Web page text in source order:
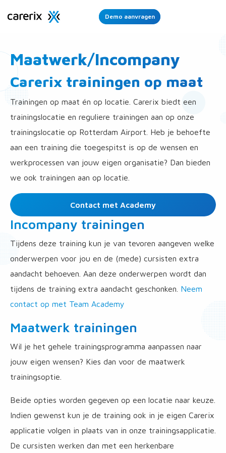
Demo aanvragen
Maatwerk/Incompany
Carerix trainingen op maat
Trainingen op maat én op locatie. Carerix biedt een
trainingslocatie en reguliere trainingen aan op onze
trainingslocatie op Rotterdam Airport. Heb je behoefte
aan een training die toegespitst is op de wensen en
werkprocessen van jouw eigen organisatie? Dan bieden
we ook trainingen aan op locatie.
Contact met Academy
Incompany trainingen
Tijdens deze training kun je van tevoren aangeven welke
onderwerpen voor jou en de (mede) cursisten extra
aandacht behoeven. Aan deze onderwerpen wordt dan
tijdens de training extra aandacht geschonken. Neem
contact op met Team Academy
Maatwerk trainingen
Wil je het gehele trainingsprogramma aanpassen naar
jouw eigen wensen? Kies dan voor de maatwerk
trainingsoptie.
Beide opties worden gegeven op een locatie naar keuze.
Indien gewenst kun je de training ook in je eigen Carerix
applicatie volgen in plaats van in onze trainingsapplicatie.
De cursisten werken dan met een herkenbare